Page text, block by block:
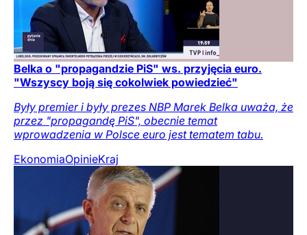
Belka o "propagandzie PiS" ws. przyjęcia euro.
"Wszyscy boją się cokolwiek powiedzieć"
Były premier i były prezes NBP Marek Belka uważa, że
przez "propagandę PiS", obecnie temat
wprowadzenia w Polsce euro jest tematem tabu.
EkonomiaOpinieKraj